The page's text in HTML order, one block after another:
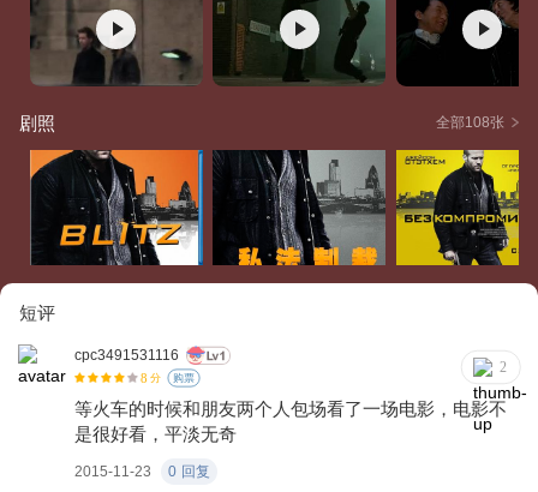
接着，巴里.怀斯杀害了布伦特的原上司罗伯，并焚毁了他的住
处。警察在现场没有找到任何证据信息，除了一个“孔雀健身房”
的标识。雷德诺凭借自己的小聪明，发现了巴里·怀斯的踪迹，
长时间停放在在某车库汽车后备箱。他以此为筹码，向邓洛浦
所要5万英镑的信息费。双方在某酒吧成交，雷德诺在去洗手间
数钱的时候被跟踪已久的巴里.怀斯杀害，钱也被拿走。邓洛浦
发现雷德诺被杀后报案并向警方坦白。警方根据邓洛浦提供的
信息，找到了罗伯的遗物。但在调取停车场监控记录的时候发
顺序的，就是每个逮捕过巴里.怀斯的警察都会顺序遇害，而下
一个就是某黑人女警（该人之前曾在贩毒团伙当卧底，一直没
有戒除毒瘾），警察火速赶往现场。凶手果然已经埋伏并准备
杀害该警察了，但被半路杀出的程咬金——黑人女警的邻居救
了下来，但该邻居被凶手杀死，凶手逃窜到一家旅馆。警方发
布电视通缉令，嫌疑人所在的旅馆报案，警察在抓捕过程中发
剧照 全部108张
短评
cpc3491531116
8 分 购票
2
等火车的时候和朋友两个人包场看了一场电影，电影不
是很好看，平淡无奇
2015-11-23 0 回复